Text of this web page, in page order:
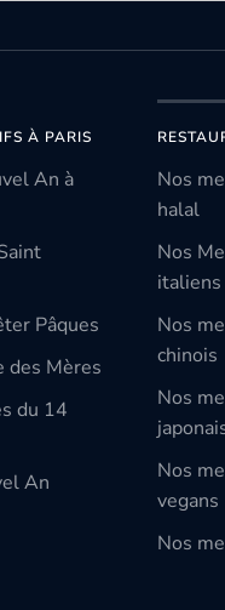
À PARIS
An à
Pâques
des Mères
du 14
An
Nos
halal
Nos
italiens
Nos
chinois
Nos
Nos
vegans
Nos